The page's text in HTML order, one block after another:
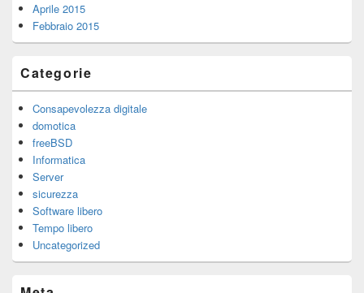
Aprile 2015
Febbraio 2015
Categorie
Consapevolezza digitale
domotica
freeBSD
Informatica
Server
sicurezza
Software libero
Tempo libero
Uncategorized